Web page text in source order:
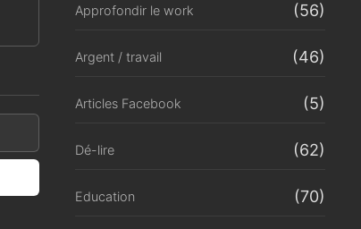
Approfondir le work (56)
Argent / travail (46)
Articles Facebook (5)
Dé-lire (62)
Education (70)